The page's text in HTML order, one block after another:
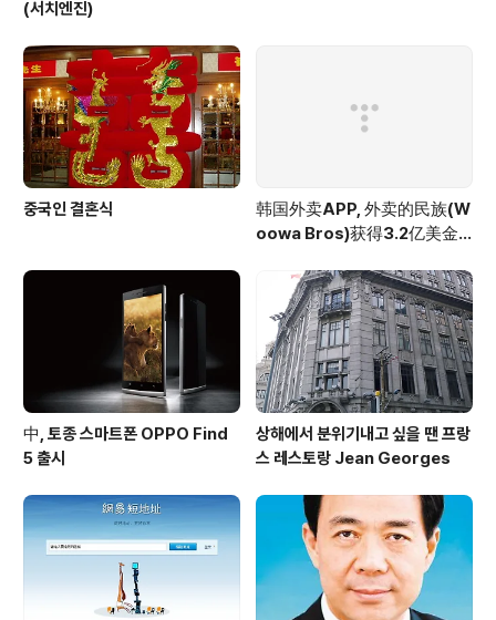
(서치엔진)
중국인 결혼식
韩国外卖APP, 外卖的民族(W
oowa Bros)获得3.2亿美金
中, 토종 스마트폰 OPPO Find
5 출시
상해에서 분위기내고 싶을 땐 프랑
스 레스토랑 Jean Georges